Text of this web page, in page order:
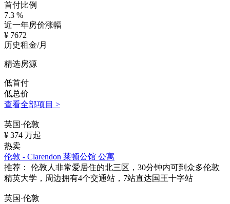
首付比例
7.3 %
近一年房价涨幅
¥ 7672
历史租金/月
精选房源
低首付
低总价
查看全部项目 >
英国·伦敦
¥ 374 万起
热卖
伦敦 - Clarendon 莱顿公馆 公寓
推荐：
伦敦人非常爱居住的北三区，30分钟内可到众多伦敦
精英大学，周边拥有4个交通站，7站直达国王十字站
英国·伦敦